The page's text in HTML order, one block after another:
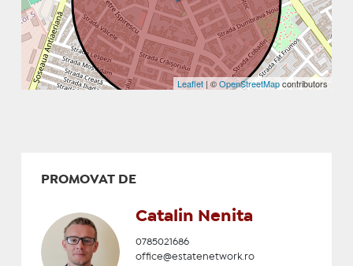
Leaflet | ©OpenStreetMapcontributors
PROMOVAT DE
Catalin Nenita
0785021686
office@estatenetwork.ro